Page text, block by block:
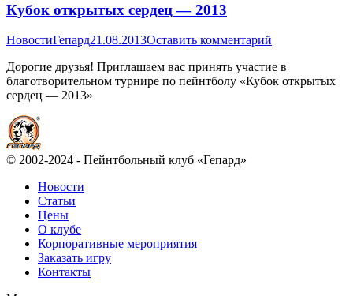
Кубок открытых сердец — 2013
НовостиГепард21.08.2013Оставить комментарий
Дорогие друзья! Приглашаем вас принять участие в
благотворительном турнире по пейнтболу «Кубок открытых
сердец — 2013»
© 2002-2024 - Пейнтбольный клуб «Гепард»
Новости
Статьи
Цены
О клубе
Корпоративные мероприятия
Заказать игру
Контакты